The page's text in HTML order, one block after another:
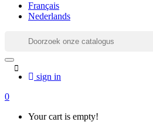
Français
Nederlands
sign in
0
Your cart is empty!